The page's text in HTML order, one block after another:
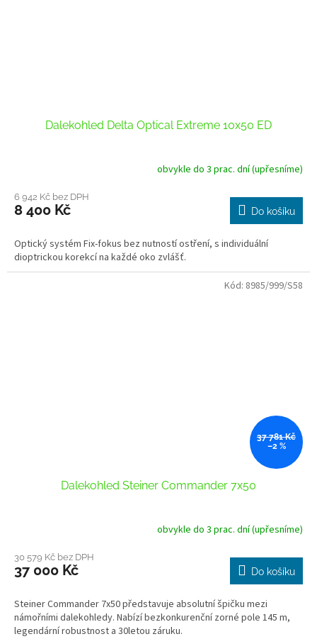
Dalekohled Delta Optical Extreme 10x50 ED
obvykle do 3 prac. dní (upřesníme)
6 942 Kč bez DPH
8 400 Kč Do košíku
Optický systém Fix-fokus bez nutností ostření, s individuální
dioptrickou korekcí na každé oko zvlášť.
37 781 Kč
–2 %
Dalekohled Steiner Commander 7x50
obvykle do 3 prac. dní (upřesníme)
30 579 Kč bez DPH
37 000 Kč Do košíku
Steiner Commander 7x50 představuje absolutní špičku mezi
námořními dalekohledy. Nabízí bezkonkurenční zorné pole 145 m,
legendární robustnost a 30letou záruku.
Kód: 8985/999/S58